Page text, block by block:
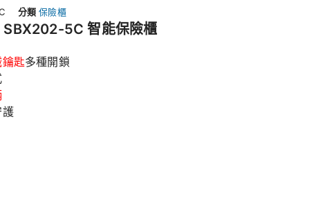
分類 保險櫃
SBX202-5C 智能保險櫃
匙多種開鎖
護